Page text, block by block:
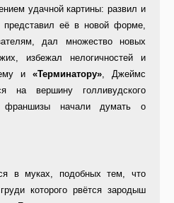
удачной картины: развил и
представил её в новой форме,
дал множество новых
избежал нелогичностей и
и «Терминатору», Джеймс
на вершину голливудского
начали думать о
в муках, подобных тем, что
которого рвётся зародыш